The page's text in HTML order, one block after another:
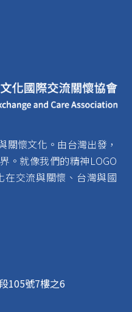
關懷文化。由台灣出發，
。就像我們的精神LOGO
在交流與關懷、台灣與國
105號7樓之6